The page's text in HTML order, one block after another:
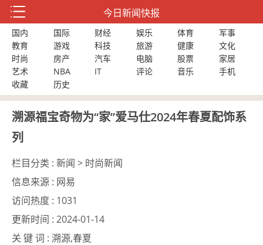
今日新闻快报
国内 国际 财经 娱乐 体育
军事
教育
游戏 科技 旅游 健康
文化
时尚
房产 汽车 电脑 股票
家居
艺术
NBA IT 评论 音乐
手机
收藏
历史
溯源福宝奇物为“家”爱马仕2024年春夏配饰系
列
栏目分类 : 新闻 > 时尚新闻
信息来源 : 网易
访问热度 : 1031
更新时间 : 2024-01-14
关 键 词 : 溯源,春夏